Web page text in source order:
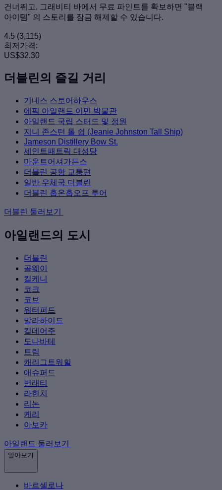
건너뛰고, 그래비티 바에서 무료 파인트를 확보하면 "블랙
아이템" 의 스토리를 잠금 해제할 수 있습니다.
4.5 (3,115)
최저가격:
US$32.30
더블린의 즐길 거리
기네스 스토어하우스
에픽 아일랜드 이민 박물관
아일랜드 국립 스터드 및 정원
지니 존스턴 톨 쉽 (Jeanie Johnston Tall Ship)
Jameson Distillery Bow St.
세인트패트릭 대성당
마운트어셔가든스
더블린 공항 교통편
일반 우체국 더블린
더블린 홉온홉오프 투어
더블린 둘러보기
아일랜드의 도시
더블린
골웨이
킬케니
코크
코브
워터퍼드
말라하이드
킬데어주
도나바테
트림
캐리그트워힐
애슈퍼드
번래티
라힌치
리논
케리
아보카
아일랜드 둘러보기
알아보기
바르셀로나